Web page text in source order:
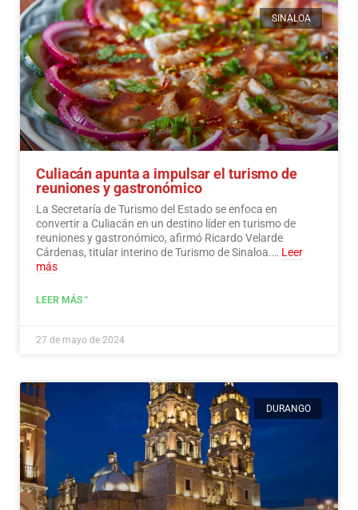
SINALOA
Culiacán apunta a impulsar el turismo de
reuniones y gastronómico
La Secretaría de Turismo del Estado se enfoca en
convertir a Culiacán en un destino líder en turismo de
reuniones y gastronómico, afirmó Ricardo Velarde
Cárdenas, titular interino de Turismo de Sinaloa.… Leer
más
LEER MÁS "
27 de mayo de 2024
DURANGO